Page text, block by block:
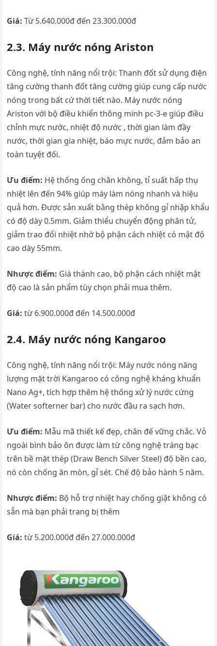
Giá: Từ 5.640.000đ đến 23.300.000đ
2.3. Máy nước nóng Ariston
Công nghệ, tính năng nổi trội: Thanh đốt sử dụng điện
tăng cường thanh đốt tăng cường giúp cung cấp nước
nóng trong bất cứ thời tiết nào. Máy nước nóng
Ariston với bộ điều khiển thông minh pc-3-e giúp điều
chỉnh mực nước, nhiệt độ nước , thời gian làm đầy
nước, thời gian gia nhiệt, báo mực nước, đảm bảo an
toàn tuyệt đối.
Ưu điểm: Hệ thống ống chân không, tỉ suất hấp thụ
nhiệt lên đến 94% giúp máy làm nóng nhanh và hiệu
quả hơn. Được sản xuất bằng thép không gỉ nhập khẩu
có độ dày 0.5mm. Giảm thiểu chuyển động phân tử,
giảm trao đổi nhiệt nhờ bộ phận cách nhiệt có mật độ
cao dày 55mm.
Nhược điểm: Giá thành cao, bộ phận cách nhiệt mật
độ cao là sản phẩm tùy chọn phải mua thêm.
Giá: từ 6.900.000đ đến 14.500.000đ
2.4. Máy nước nóng Kangaroo
Công nghệ, tính năng nổi trội: Máy nước nóng năng
lượng mặt trời Kangaroo có công nghệ kháng khuẩn
Nano Ag+, tích hợp thêm hệ thống xử lý nước cứng
(Water softerner bar) cho nước đầu ra sạch hơn.
Ưu điểm: Mẫu mã thiết kế đẹp, chân đế vững chắc. Vỏ
ngoài bình bảo ôn được làm từ công nghệ tráng bạc
trên bề mặt thép (Draw Bench Silver Steel) độ bền cao,
nó còn chống ăn mòn, gỉ sét. Chế độ bảo hành 5 năm.
Nhược điểm: Bộ hỗ trợ nhiệt hay chống giật không có
sẵn mà bạn phải trang bị thêm
Giá: từ 5.200.000đ đến 27.000.000đ